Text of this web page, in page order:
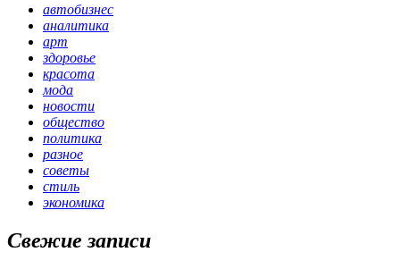
автобизнес
аналитика
арт
здоровье
красота
мода
новости
общество
политика
разное
советы
стиль
экономика
Свежие записи